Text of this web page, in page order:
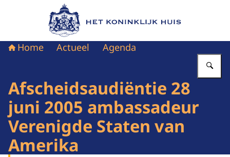
Naar de homepage van Het Koninklijk Huis
Home Actueel Agenda
Afscheidsaudiëntie 28
juni 2005 ambassadeur
Verenigde Staten van
Amerika